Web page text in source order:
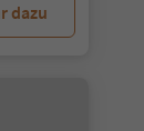
dazu